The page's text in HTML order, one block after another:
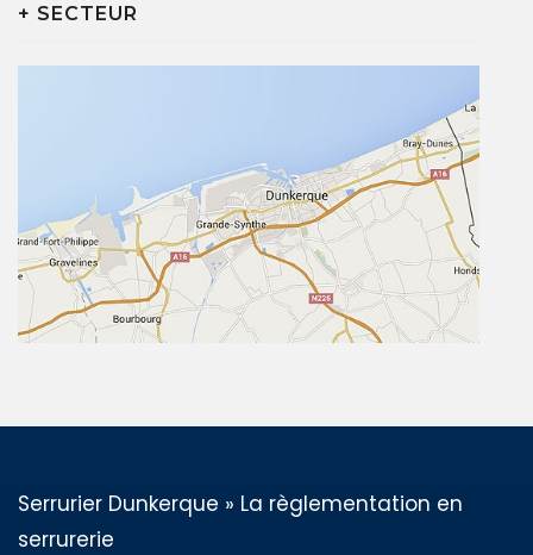
+ SECTEUR
Serrurier Dunkerque » La règlementation en
serrurerie